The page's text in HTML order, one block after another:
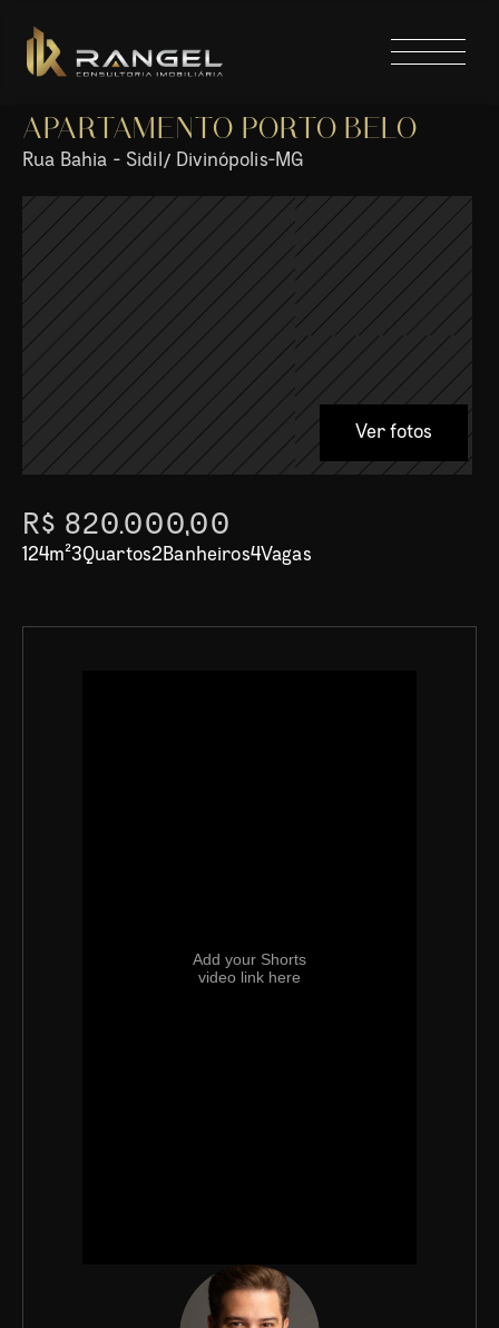
APARTAMENTO PORTO BELO
Rua Bahia - Sidil/ Divinópolis-MG
Ver fotos
R$ 820.000,00
124m²3Quartos2 Banheiros4Vagas
Add your Shorts
video link here